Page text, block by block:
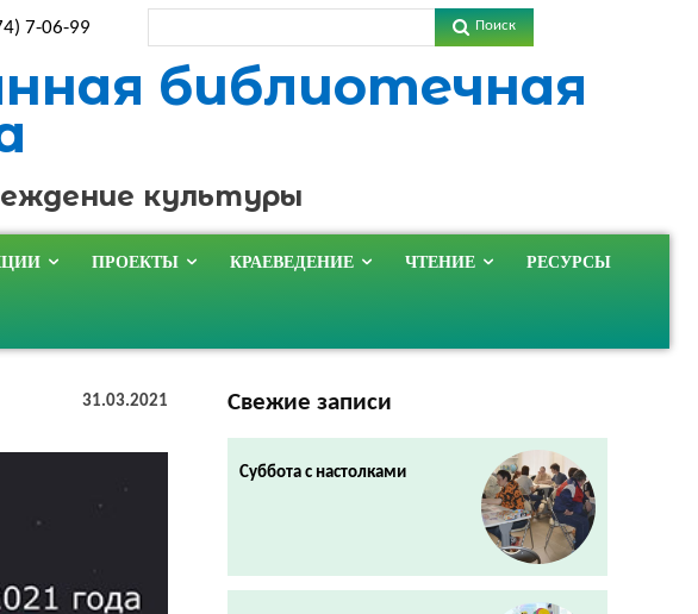
7-06-99 Поиск
библиотечная
культуры
ПРОЕКТЫ КРАЕВЕДЕНИЕ ЧТЕНИЕ РЕСУРСЫ
31.03.2021 Свежие записи
Суббота с настолками